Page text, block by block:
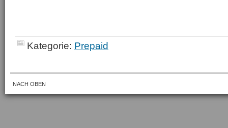
Kategorie: Prepaid
NACH OBEN